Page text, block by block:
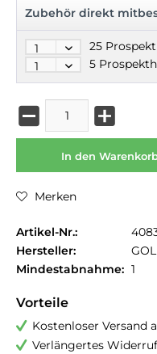
Zubehör direkt
In den
Merken
Artikel-Nr.:
Hersteller:
Mindestabnahme: 1
Vorteile
Kostenloser Versand
Verlängertes